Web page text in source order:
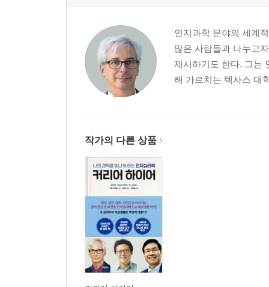
18. 우리가 믿는 것들은 일관성이 있을까?
19. 외국어를 배우는 것은 왜 어려울까?
20. 왼쪽 뇌와 오른쪽 뇌는 다를까?
21. 어떻게 하면 작가의 벽을 극복할 수 있을까?
22. 실패는 필요한 것일까?
25. 왜 비교가 도움이 될까?
26. 왜 스트레스를 받으면 무너질까?
27. 우리는 물건을 살 때 어떻게 결정하는가?
28. 브레인스토밍을 가장 잘 하는 방법은 무엇일까?
29. 인터넷으로는 왜 의사소통이 잘 안 될까?
30. 일어나지도 않은 일을 기억하는 것이 가능할까?
31. 편견을 안 가질 수 있을까?
32. 인생에 끊이지 않는 짜증 나는 일들을 어떻게
33. 상대방 마음을 읽는 독심술이 필요할까?
인지과학 분야의 세계
많은 사람들과 나누고
제시하기도 한다. 그는
해 가르치는 텍사스 대
작가의 다른 상품